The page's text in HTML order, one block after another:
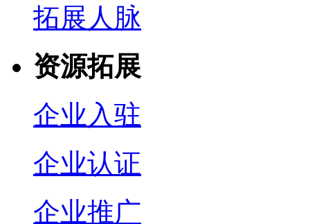
拓展人脉
资源拓展
企业入驻
企业认证
企业推广